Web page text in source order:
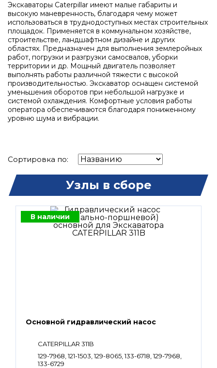
Экскаваторы Caterpillar имеют малые габариты и
высокую маневренность, благодаря чему может
использоваться в труднодоступных местах строительных
площадок. Применяется в коммунальном хозяйстве,
строительстве, ландшафтном дизайне и других
областях. Предназначен для выполнения землеройных
работ, погрузки и разгрузки самосвалов, уборки
территории и др. Мощный двигатель позволяет
выполнять работы различной тяжести с высокой
производительностью. Экскаватор оснащен системой
уменьшения оборотов при небольшой нагрузке и
системой охлаждения. Комфортные условия работы
оператора обеспечиваются благодаря пониженному
уровню шума и вибрации.
Сортировка по:
Узлы в сборе
В наличии
Основной гидравлический насос
CATERPILLAR 311B
129-7968, 121-1503, 129-8065, 133-6718, 129-7968,
133-6729